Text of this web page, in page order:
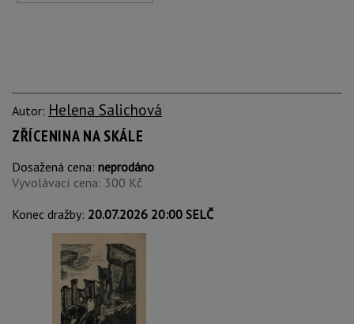
Autor: Helena Salichová
ZŘÍCENINA NA SKÁLE
Dosažená cena: neprodáno
Vyvolávací cena: 300 Kč
Konec dražby: 20.07.2026 20:00 SELČ